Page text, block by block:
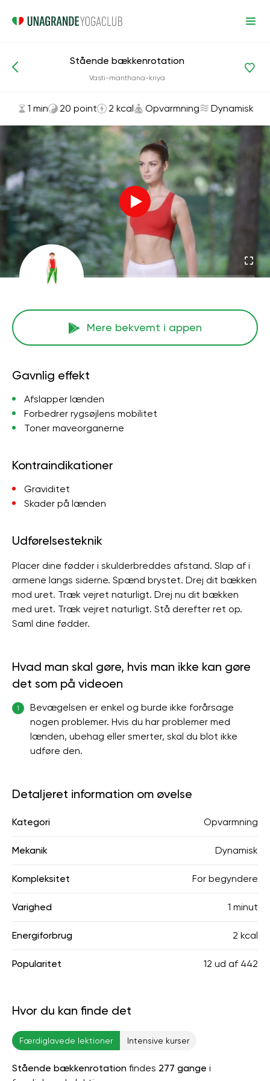
Asanas og øvelser Opvarmning
Stående bækkenrotation
Vasti-manthana-kriya
1 min 20 point 2 kcal Opvarmning Dynamisk
Mere bekvemt i appen
Gavnlig effekt
Afslapper lænden
Forbedrer rygsøjlens mobilitet
Toner maveorganerne
Kontraindikationer
Graviditet
Skader på lænden
Udførelsesteknik
Placer dine fødder i skulderbreddes afstand. Slap af i
armene langs siderne. Spænd brystet. Drej dit bækken
mod uret. Træk vejret naturligt. Drej nu dit bækken
med uret. Træk vejret naturligt. Stå derefter ret op.
Saml dine fødder.
Hvad man skal gøre, hvis man ikke kan gøre
det som på videoen
1
Bevægelsen er enkel og burde ikke forårsage
nogen problemer. Hvis du har problemer med
lænden, ubehag eller smerter, skal du blot ikke
udføre den.
Detaljeret information om øvelse
Kategori Opvarmning
Mekanik Dynamisk
Kompleksitet For begyndere
Varighed 1 minut
Energiforbrug 2 kcal
Popularitet 12 ud af 442
Hvor du kan finde det
Færdiglavede lektioner Intensive kurser
Stående bækkenrotation findes 277 gange i